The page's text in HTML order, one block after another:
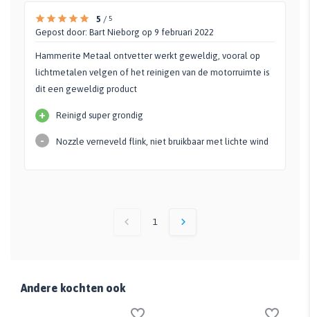
5 / 5
Gepost door: Bart Nieborg op 9 februari 2022
Hammerite Metaal ontvetter werkt geweldig, vooral op
lichtmetalen velgen of het reinigen van de motorruimte is
dit een geweldig product
+ Reinigd super grondig
- Nozzle verneveld flink, niet bruikbaar met lichte wind
1
Andere kochten ook